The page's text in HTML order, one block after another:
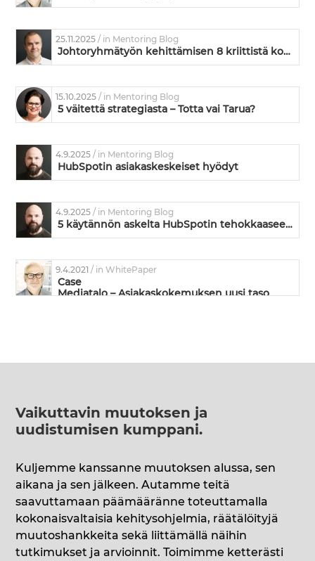
25.11.2025/ in Mentoring Blog
Johtoryhmätyön kehittämisen 8 kriittistä kohtaa – missä kunnossa on teidän johtoryhmänne?
15.10.2025/ in Mentoring Blog
5 väitettä strategiasta – Totta vai Tarua?
4.9.2025/ in Mentoring Blog
HubSpotin asiakaskeskeiset hyödyt
4.9.2025/ in Mentoring Blog
5 käytännön askelta HubSpotin tehokkaaseen käyttöönottoon
9.4.2021/ in WhitePaper
Case
Mediatalo – Asiakaskokemuksen uusi taso
Vaikuttavin muutoksen ja
uudistumisen kumppani.
Kuljemme kanssanne muutoksen alussa, sen
aikana ja sen jälkeen. Autamme teitä
saavuttamaan päämääränne toteuttamalla
kokonaisvaltaisia kehitysohjelmia, räätälöityjä
muutoshankkeita sekä liittämällä näihin
tutkimukset ja arvioinnit. Toimimme ketterästi